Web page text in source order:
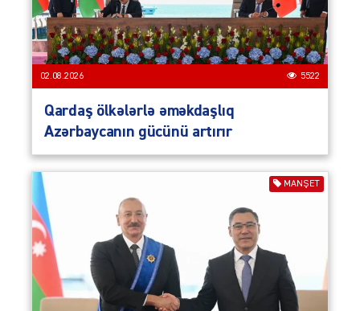
02.08.2026 5522
Qardaş ölkələrlə əməkdaşlıq
Azərbaycanın gücünü artırır
MANŞET